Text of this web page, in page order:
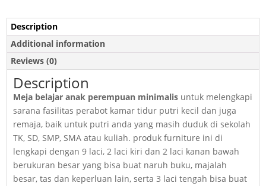
Minimalis
quantity
Description
Additional information
Reviews (0)
Description
Meja belajar anak perempuan minimalis untuk melengkapi
sarana fasilitas perabot kamar tidur putri kecil dan juga
remaja, baik untuk putri anda yang masih duduk di sekolah
TK, SD, SMP, SMA atau kuliah. produk furniture ini di
lengkapi dengan 9 laci, 2 laci kiri dan 2 laci kanan bawah
berukuran besar yang bisa buat naruh buku, majalah
besar, tas dan keperluan lain, serta 3 laci tengah bisa buat